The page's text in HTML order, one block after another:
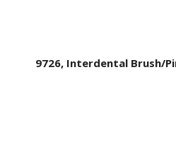
9726, Interdental Brush/